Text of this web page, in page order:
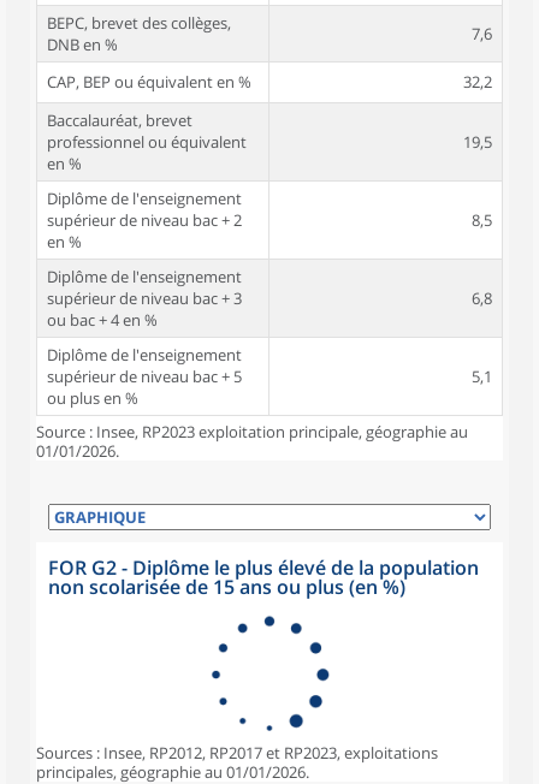
BEPC, brevet des collèges,
DNB en %
7,6
CAP, BEP ou équivalent en %
32,2
Baccalauréat, brevet
professionnel ou équivalent
en %
19,5
Diplôme de l'enseignement
supérieur de niveau bac + 2
en %
8,5
Diplôme de l'enseignement
supérieur de niveau bac + 3
ou bac + 4 en %
6,8
Diplôme de l'enseignement
supérieur de niveau bac + 5
ou plus en %
5,1
Source : Insee, RP2023 exploitation principale, géographie au
01/01/2026.
FOR G2 - Diplôme le plus élevé de la population
non scolarisée de 15 ans ou plus (en %)
Sources : Insee, RP2012, RP2017 et RP2023, exploitations
principales, géographie au 01/01/2026.